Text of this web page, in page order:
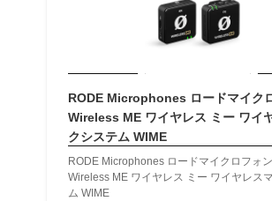
RODE Microphones ロードマイク
Wireless ME ワイヤレス ミー ワイ
クシステム WIME
RODE Microphones ロードマイクロフォ
Wireless ME ワイヤレス ミー ワイヤレス
ム WIME